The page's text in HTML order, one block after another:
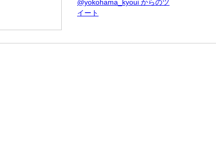
@yokohama_kyoui からのツ
イート